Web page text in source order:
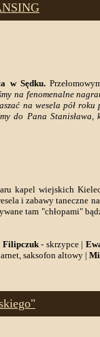
w Sędku.
na fenomenalne
na wesela pół
do Pana Stanisława,
kapel wiejskich
i zabawy taneczne
tam "chłopami"
Filipczuk- skrzypce |
saksofon altowy |